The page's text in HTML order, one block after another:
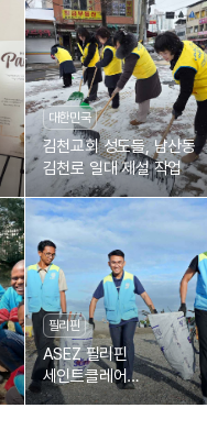
대한민국
김천교회 성도들, 남산동
김천로 일대 제설 작업
필리핀
ASEZ 필리핀
세인트클레어
칼로오칸대학교 회원들,